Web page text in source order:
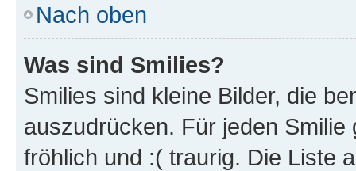
Nach oben
Was sind Smilies?
Smilies sind kleine Bilder, die
auszudrücken. Für jeden
fröhlich und :( traurig. Die Liste